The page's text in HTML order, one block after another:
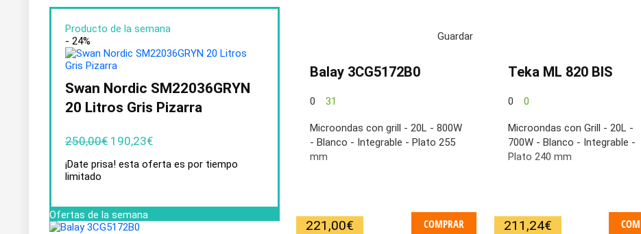
Producto de la semana
- 24%
Swan Nordic SM22036GRYN
20 Litros Gris Pizarra
250,00€ 190,23€
¡Date prisa! esta oferta es por tiempo
limitado
Ofertas de la semana
Guardar
Balay 3CG5172B0
0 31
Microondas con grill - 20L - 800W
- Blanco - Integrable - Plato 255
mm
221,00€ COMPRAR
Teka ML 820 BIS
0 0
Microondas con Grill - 20L -
700W - Blanco - Integrable -
Plato 240 mm
211,24€